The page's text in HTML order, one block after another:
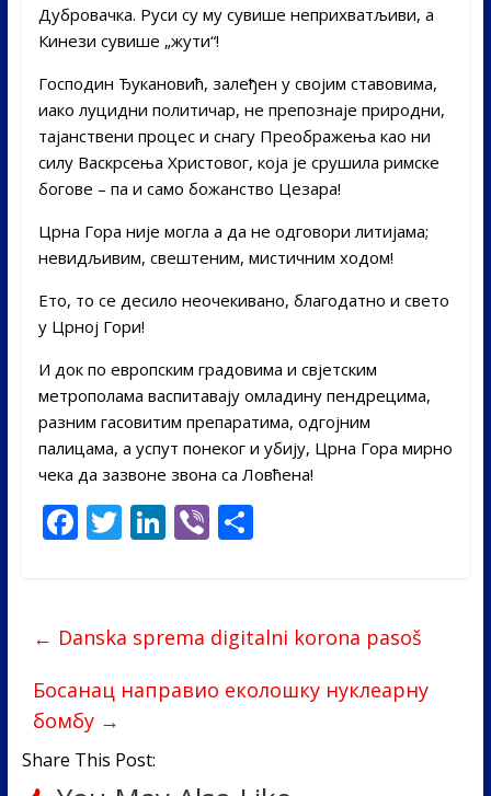
Дубровачка. Руси су му сувише неприхватљиви, а
Кинези сувише „жути“!
Господин Ђукановић, залеђен у својим ставовима,
иако луцидни политичар, не препознаје природни,
тајанствени процес и снагу Преображења као ни
силу Васкрсења Христовог, која је срушила римске
богове – па и само божанство Цезара!
Црна Гора није могла а да не одговори литијама;
невидљивим, свештеним, мистичним ходом!
Ето, то се десило неочекивано, благодатно и свето
у Црној Гори!
И док по европским градовима и свјетским
метрополама васпитавају омладину пендрецима,
разним гасовитим препаратима, одгојним
палицама, а успут понеког и убију, Црна Гора мирно
чека да зазвоне звона са Ловћена!
F
ac
b
o
o
k
T
w
er
Li
n
e
dI
n
Vi
b
S
e
← Danska sprema digitalni korona pasoš
Босанац направио еколошку нуклеарну
бомбу →
Share This Post: